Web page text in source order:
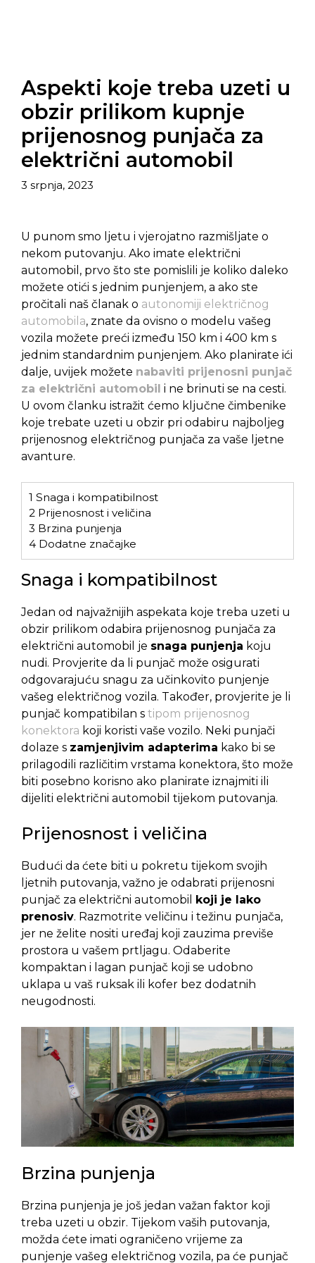
Aspekti koje treba uzeti u
obzir prilikom kupnje
prijenosnog punjača za
električni automobil
3 srpnja, 2023
U punom smo ljetu i vjerojatno razmišljate o
nekom putovanju. Ako imate električni
automobil, prvo što ste pomislili je koliko daleko
možete otići s jednim punjenjem, a ako ste
pročitali naš članak o autonomiji električnog
automobila, znate da ovisno o modelu vašeg
vozila možete preći između 150 km i 400 km s
jednim standardnim punjenjem. Ako planirate ići
dalje, uvijek možete nabaviti prijenosni punjač
za električni automobil i ne brinuti se na cesti.
U ovom članku istražit ćemo ključne čimbenike
koje trebate uzeti u obzir pri odabiru najboljeg
prijenosnog električnog punjača za vaše ljetne
avanture.
1 Snaga i kompatibilnost
2 Prijenosnost i veličina
3 Brzina punjenja
4 Dodatne značajke
Snaga i kompatibilnost
Jedan od najvažnijih aspekata koje treba uzeti u
obzir prilikom odabira prijenosnog punjača za
električni automobil je snaga punjenja koju
nudi. Provjerite da li punjač može osigurati
odgovarajuću snagu za učinkovito punjenje
vašeg električnog vozila. Također, provjerite je li
punjač kompatibilan s tipom prijenosnog
konektora koji koristi vaše vozilo. Neki punjači
dolaze s zamjenjivim adapterima kako bi se
prilagodili različitim vrstama konektora, što može
biti posebno korisno ako planirate iznajmiti ili
dijeliti električni automobil tijekom putovanja.
Prijenosnost i veličina
Budući da ćete biti u pokretu tijekom svojih
ljetnih putovanja, važno je odabrati prijenosni
punjač za električni automobil koji je lako
prenosiv. Razmotrite veličinu i težinu punjača,
jer ne želite nositi uređaj koji zauzima previše
prostora u vašem prtljagu. Odaberite
kompaktan i lagan punjač koji se udobno
uklapa u vaš ruksak ili kofer bez dodatnih
neugodnosti.
Brzina punjenja
Brzina punjenja je još jedan važan faktor koji
treba uzeti u obzir. Tijekom vaših putovanja,
možda ćete imati ograničeno vrijeme za
punjenje vašeg električnog vozila, pa će punjač